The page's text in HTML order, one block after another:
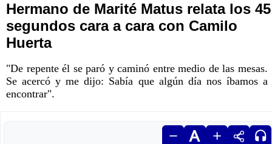
Hermano de Marité Matus relata los 45
segundos cara a cara con Camilo
Huerta
"De repente él se paró y caminó entre medio de las mesas.
Se acercó y me dijo: Sabía que algún día nos íbamos a
encontrar".